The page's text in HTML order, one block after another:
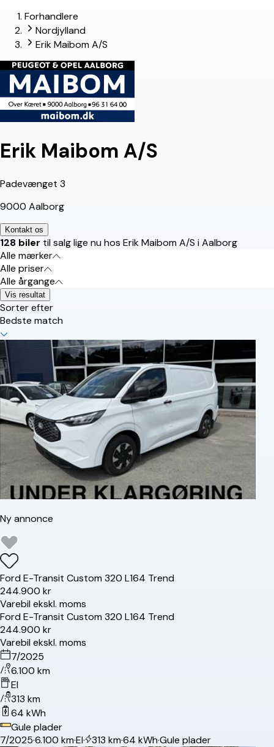
lead-forhandler
Forhandlere
Nordjylland
Erik Maibom A/S
Erik Maibom A/S
Padevænget 3
9000 Aalborg
Kontakt os
128 biler til salg lige nu hos Erik Maibom A/S i Aalborg
Alle mærker
Alle priser
Alle årgange
Vis resultat
Sorter efter
Bedste match
Ny annonce
FordE-Transit Custom 320 L164 Trend
244.900 kr
Varebil ekskl. moms
FordE-Transit Custom 320 L164 Trend
244.900 kr
Varebil ekskl. moms
7/2025
6.100 km
El
313 km
64 kWh
Gule plader
7/2025·6.100 km·El· 313 km·64 kWh·Gule plader